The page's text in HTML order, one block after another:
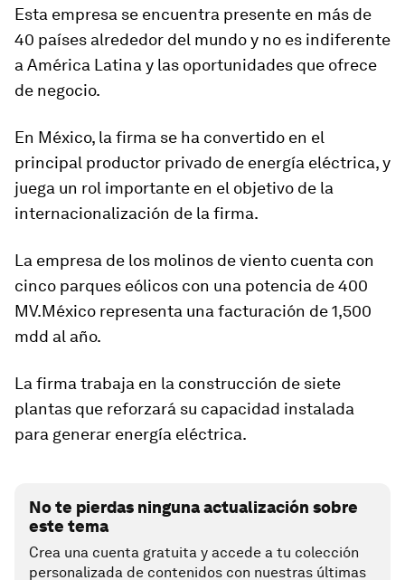
Esta empresa se encuentra presente en más de
40 países alrededor del mundo y no es indiferente
a América Latina y las oportunidades que ofrece
de negocio.
En México, la firma se ha convertido en el
principal productor privado de energía eléctrica, y
juega un rol importante en el objetivo de la
internacionalización de la firma.
La empresa de los molinos de viento cuenta con
cinco parques eólicos con una potencia de 400
MV.México representa una facturación de 1,500
mdd al año.
La firma trabaja en la construcción de siete
plantas que reforzará su capacidad instalada
para generar energía eléctrica.
No te pierdas ninguna actualización sobre
este tema
Crea una cuenta gratuita y accede a tu colección
personalizada de contenidos con nuestras últimas